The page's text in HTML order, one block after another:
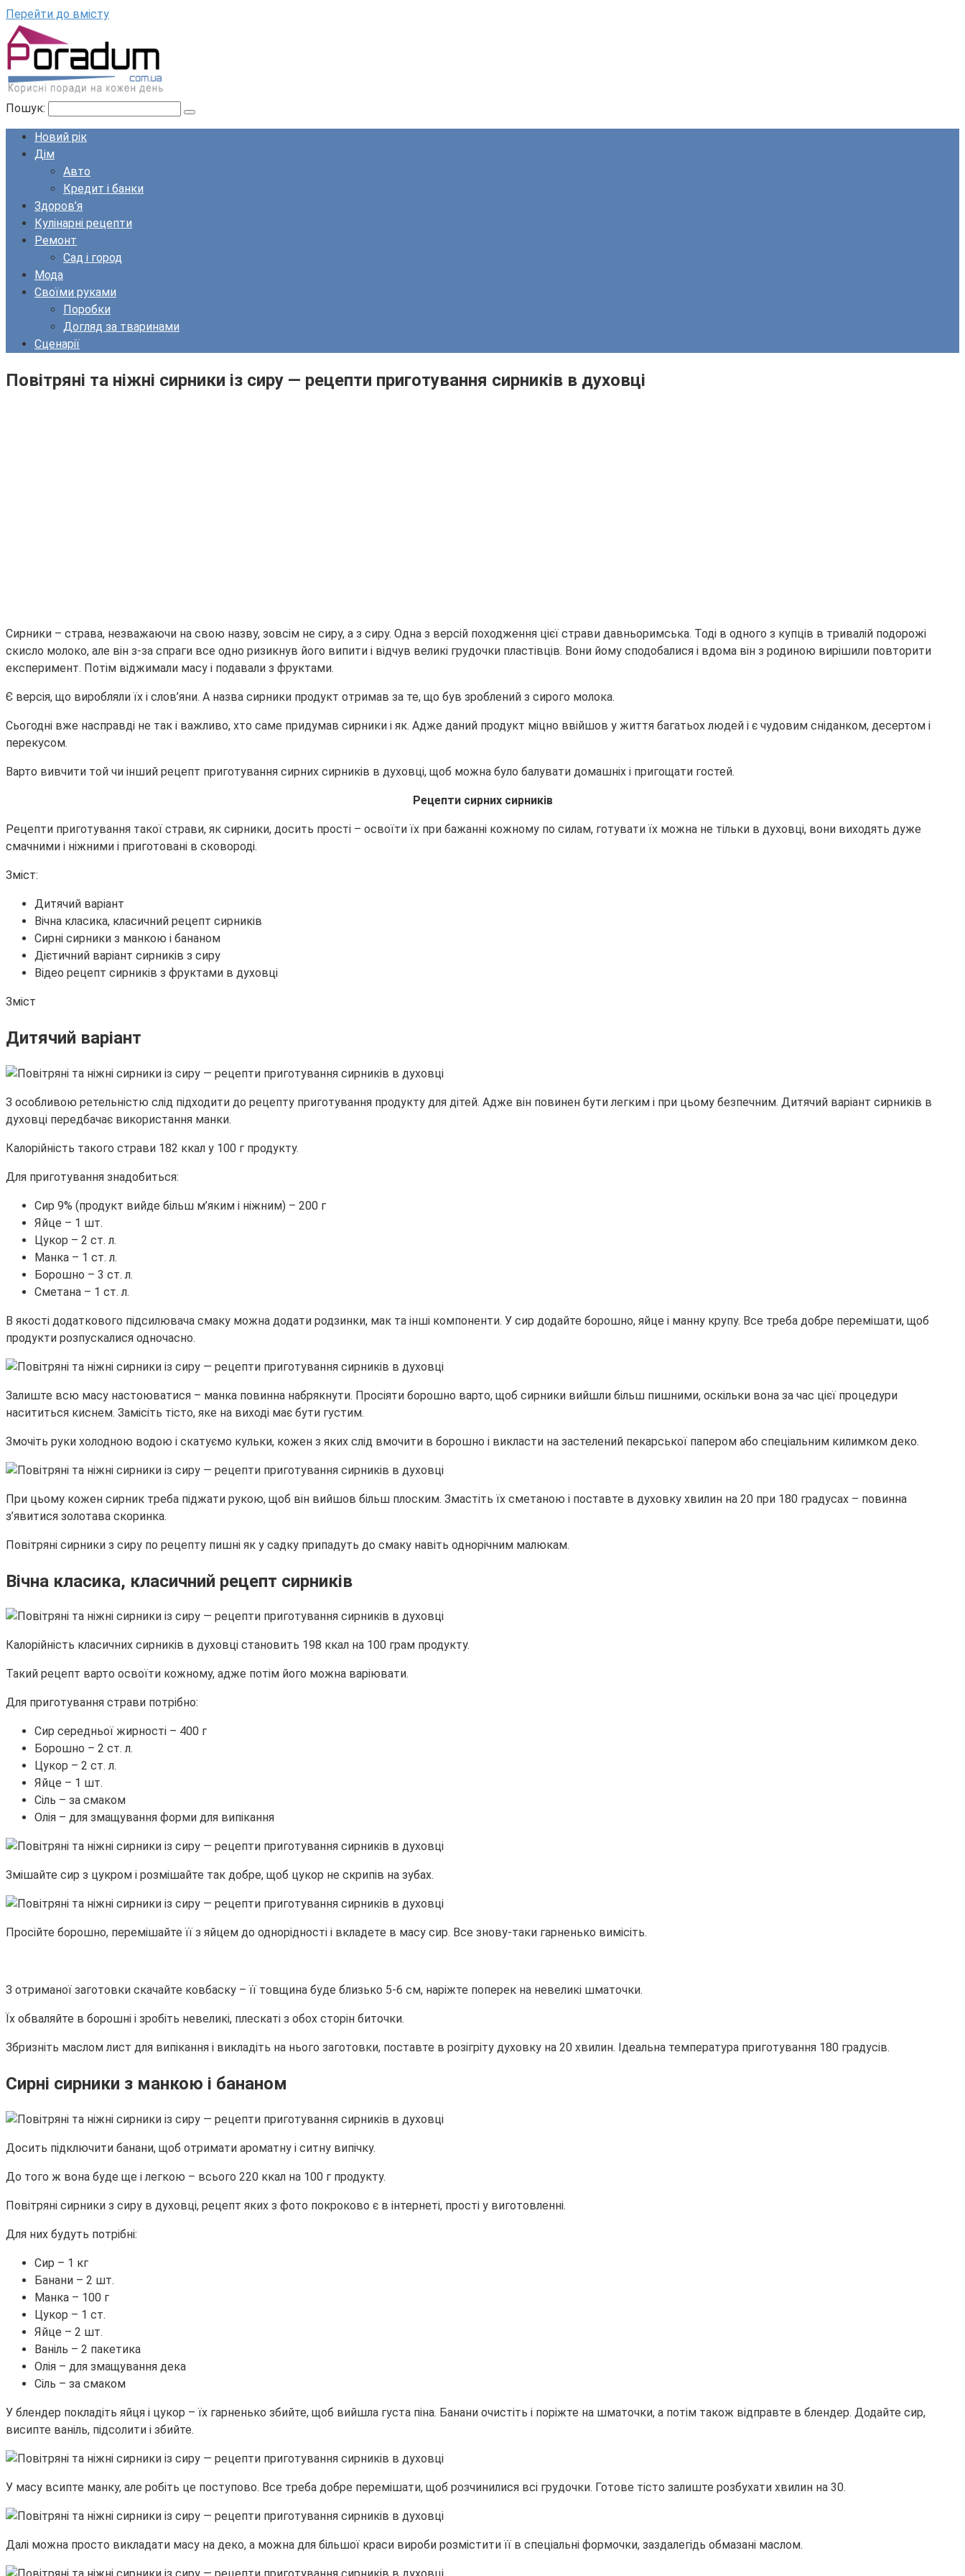
Перейти до вмісту
Пошук:
Новий рік
Дім
Авто
Кредит і банки
Здоров’я
Кулінарні рецепти
Ремонт
Сад і город
Мода
Своїми руками
Поробки
Догляд за тваринами
Сценарії
Повітряні та ніжні сирники із сиру — рецепти приготування сирників в духовці
Сирники – страва, незважаючи на свою назву, зовсім не сиру, а з сиру. Одна з версій походження цієї страви давньоримська. Тоді в одного з купців в тривалій подорожі
скисло молоко, але він з-за спраги все одно ризикнув його випити і відчув великі грудочки пластівців. Вони йому сподобалися і вдома він з родиною вирішили повторити
експеримент. Потім віджимали масу і подавали з фруктами.
Є версія, що виробляли їх і слов’яни. А назва сирники продукт отримав за те, що був зроблений з сирого молока.
Сьогодні вже насправді не так і важливо, хто саме придумав сирники і як. Адже даний продукт міцно ввійшов у життя багатьох людей і є чудовим сніданком, десертом і
перекусом.
Варто вивчити той чи інший рецепт приготування сирних сирників в духовці, щоб можна було балувати домашніх і пригощати гостей.
Рецепти сирних сирників
Рецепти приготування такої страви, як сирники, досить прості – освоїти їх при бажанні кожному по силам, готувати їх можна не тільки в духовці, вони виходять дуже
смачними і ніжними і приготовані в сковороді.
Зміст:
Дитячий варіант
Вічна класика, класичний рецепт сирників
Сирні сирники з манкою і бананом
Дієтичний варіант сирників з сиру
Відео рецепт сирників з фруктами в духовці
Зміст
Дитячий варіант
З особливою ретельністю слід підходити до рецепту приготування продукту для дітей. Адже він повинен бути легким і при цьому безпечним. Дитячий варіант сирників в
духовці передбачає використання манки.
Калорійність такого страви 182 ккал у 100 г продукту.
Для приготування знадобиться:
Сир 9% (продукт вийде більш м’яким і ніжним) – 200 г
Яйце – 1 шт.
Цукор – 2 ст. л.
Манка – 1 ст. л.
Борошно – 3 ст. л.
Сметана – 1 ст. л.
В якості додаткового підсилювача смаку можна додати родзинки, мак та інші компоненти. У сир додайте борошно, яйце і манну крупу. Все треба добре перемішати, щоб
продукти розпускалися одночасно.
Залиште всю масу настоюватися – манка повинна набрякнути. Просіяти борошно варто, щоб сирники вийшли більш пишними, оскільки вона за час цієї процедури
насититься киснем. Замісіть тісто, яке на виході має бути густим.
Змочіть руки холодною водою і скатуємо кульки, кожен з яких слід вмочити в борошно і викласти на застелений пекарської папером або спеціальним килимком деко.
При цьому кожен сирник треба піджати рукою, щоб він вийшов більш плоским. Змастіть їх сметаною і поставте в духовку хвилин на 20 при 180 градусах – повинна
з’явитися золотава скоринка.
Повітряні сирники з сиру по рецепту пишні як у садку припадуть до смаку навіть однорічним малюкам.
Вічна класика, класичний рецепт сирників
Калорійність класичних сирників в духовці становить 198 ккал на 100 грам продукту.
Такий рецепт варто освоїти кожному, адже потім його можна варіювати.
Для приготування страви потрібно:
Сир середньої жирності – 400 г
Борошно – 2 ст. л.
Цукор – 2 ст. л.
Яйце – 1 шт.
Сіль – за смаком
Олія – для змащування форми для випікання
Змішайте сир з цукром і розмішайте так добре, щоб цукор не скрипів на зубах.
Просійте борошно, перемішайте її з яйцем до однорідності і вкладете в масу сир. Все знову-таки гарненько вимісіть.
З отриманої заготовки скачайте ковбаску – її товщина буде близько 5-6 см, наріжте поперек на невеликі шматочки.
Їх обваляйте в борошні і зробіть невеликі, плескаті з обох сторін биточки.
Збризніть маслом лист для випікання і викладіть на нього заготовки, поставте в розігріту духовку на 20 хвилин. Ідеальна температура приготування 180 градусів.
Сирні сирники з манкою і бананом
Досить підключити банани, щоб отримати ароматну і ситну випічку.
До того ж вона буде ще і легкою – всього 220 ккал на 100 г продукту.
Повітряні сирники з сиру в духовці, рецепт яких з фото покроково є в інтернеті, прості у виготовленні.
Для них будуть потрібні:
Сир – 1 кг
Банани – 2 шт.
Манка – 100 г
Цукор – 1 ст.
Яйце – 2 шт.
Ваніль – 2 пакетика
Олія – для змащування дека
Сіль – за смаком
У блендер покладіть яйця і цукор – їх гарненько збийте, щоб вийшла густа піна. Банани очистіть і поріжте на шматочки, а потім також відправте в блендер. Додайте сир,
висипте ваніль, підсолити і збийте.
У масу всипте манку, але робіть це поступово. Все треба добре перемішати, щоб розчинилися всі грудочки. Готове тісто залиште розбухати хвилин на 30.
Далі можна просто викладати масу на деко, а можна для більшої краси вироби розмістити її в спеціальні формочки, заздалегідь обмазані маслом.